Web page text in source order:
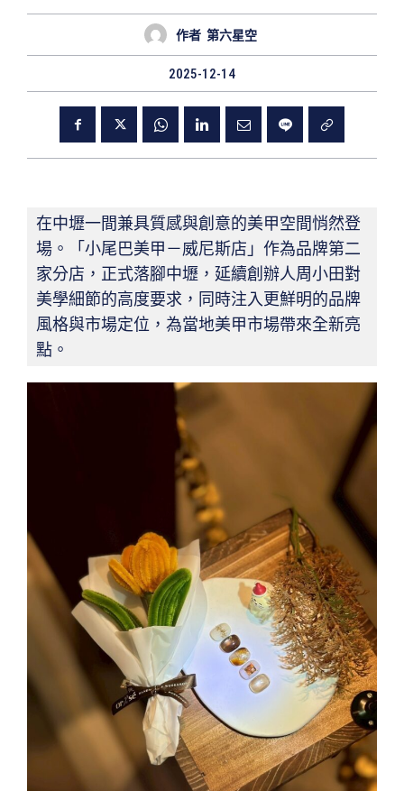
作者 第六星空
2025-12-14
在中壢一間兼具質感與創意的美甲空間悄然登
場。「小尾巴美甲－威尼斯店」作為品牌第二
家分店，正式落腳中壢，延續創辦人周小田對
美學細節的高度要求，同時注入更鮮明的品牌
風格與市場定位，為當地美甲市場帶來全新亮
點。